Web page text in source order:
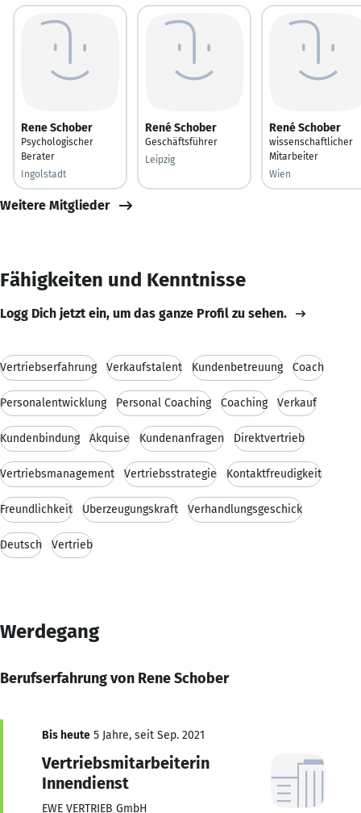
Rene Schober
Psychologischer
Berater
Ingolstadt
René Schober
Geschäftsführer
Leipzig
René Schober
wissenschaftlicher
Mitarbeiter
Wien
Weitere Mitglieder
Fähigkeiten und Kenntnisse
Logg Dich jetzt ein, um das ganze Profil zu sehen.
Vertriebserfahrung Verkaufstalent Kundenbetreuung Coach
Personalentwicklung Personal Coaching Coaching Verkauf
Kundenbindung Akquise Kundenanfragen Direktvertrieb
Vertriebsmanagement Vertriebsstrategie Kontaktfreudigkeit
Freundlichkeit Überzeugungskraft Verhandlungsgeschick
Deutsch Vertrieb
Werdegang
Berufserfahrung von Rene Schober
Bis heute 5 Jahre, seit Sep. 2021
Vertriebsmitarbeiterin
Innendienst
EWE VERTRIEB GmbH